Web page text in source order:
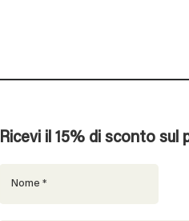
Ricevi il 15% di sconto sul